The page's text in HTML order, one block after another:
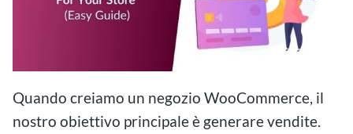
Quando creiamo un negozio WooCommerce, il
nostro obiettivo principale è generare vendite.